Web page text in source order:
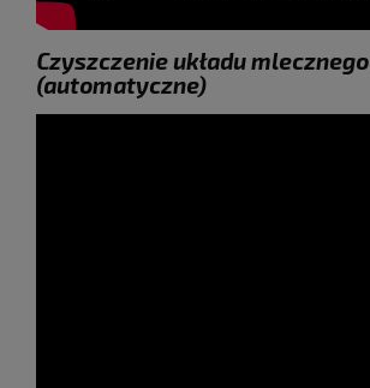
Czyszczenie układu mlecznego
(automatyczne)